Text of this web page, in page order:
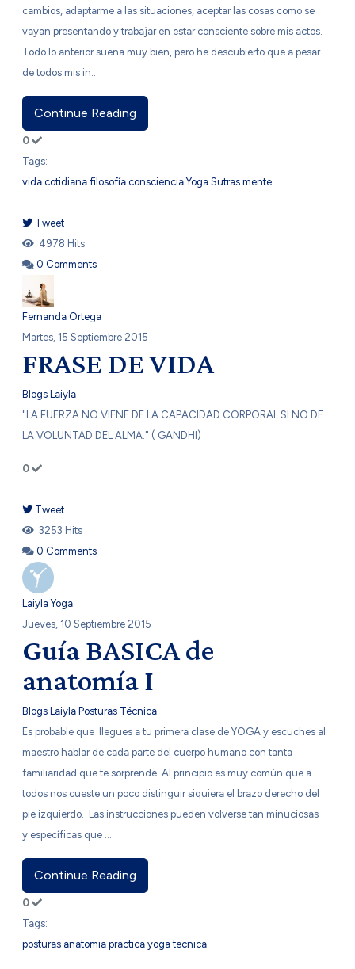
cambios, adaptarme a las situaciones, aceptar las cosas como se
vayan presentando y trabajar en estar consciente sobre mis actos.
Todo lo anterior suena muy bien, pero he descubierto que a pesar
de todos mis in...
Continue Reading
0
Tags:
vida cotidiana filosofía consciencia Yoga Sutras mente
Tweet
pinterest
4978 Hits
0 Comments
Fernanda Ortega
Martes, 15 Septiembre 2015
FRASE DE VIDA
Blogs Laiyla
​"LA FUERZA NO VIENE DE LA CAPACIDAD CORPORAL SI NO DE
LA VOLUNTAD DEL ALMA." ( GANDHI)
0
Tweet
pinterest
3253 Hits
0 Comments
Laiyla Yoga
Jueves, 10 Septiembre 2015
Guía BASICA de
anatomía I
Blogs Laiyla Posturas Técnica
Es probable que llegues a tu primera clase de YOGA y escuches al
maestro hablar de cada parte del cuerpo humano con tanta
familiaridad que te sorprende. Al principio es muy común que a
todos nos cueste un poco distinguir siquiera el brazo derecho del
pie izquierdo. Las instrucciones pueden volverse tan minuciosas
y específicas que ...
Continue Reading
0
Tags:
posturas anatomia practica yoga tecnica